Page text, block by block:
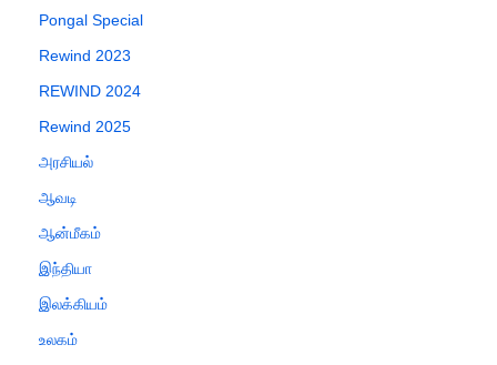
Pongal Special
Rewind 2023
REWIND 2024
Rewind 2025
அரசியல்
ஆவடி
ஆன்மீகம்
இந்தியா
இலக்கியம்
உலகம்